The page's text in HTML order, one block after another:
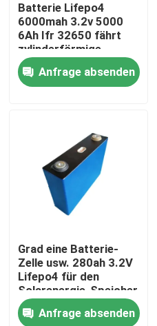
Batterie Lifepo4
6000mah 3.2v 5000
6Ah Ifr 32650 fährt
zylinderförmige
Lithium-Eisen-Batterie
rad Anfrage absenden
Grad eine Batterie-
Zelle usw. 280ah 3.2V
Lifepo4 für den
Solarenergie-Speicher
prismatisch
Anfrage absenden